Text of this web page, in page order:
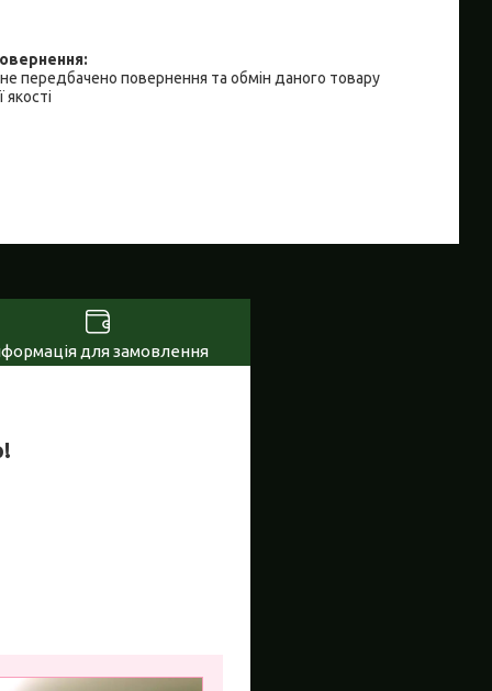
передбачено повернення та обмін даного товару
для замовлення